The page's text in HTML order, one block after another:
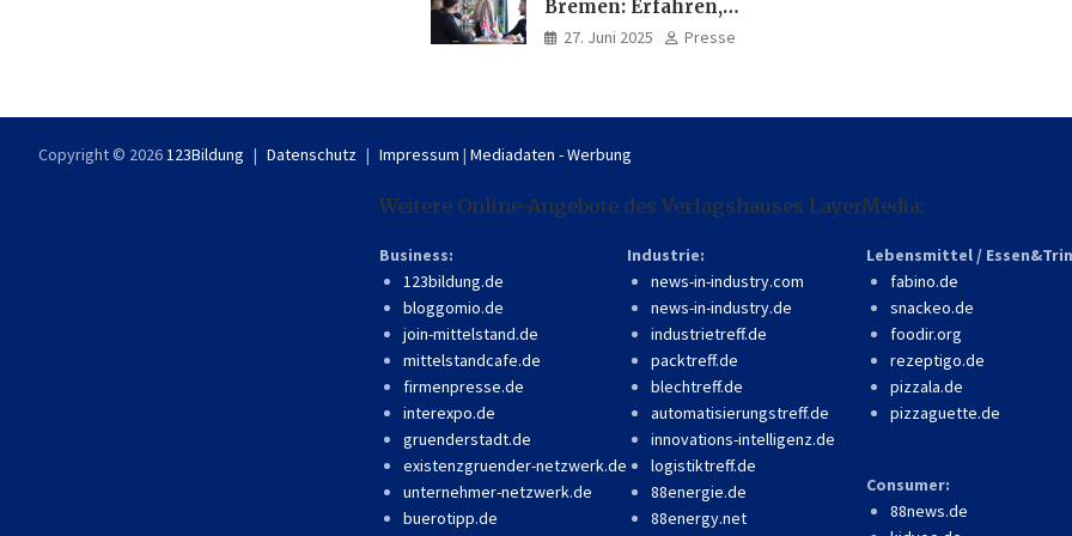
Bremen: Erfahren,
professionell, online
zugänglich
27. Juni 2025 Presse
Copyright © 2026123Bildung Datenschutz Impressum | Mediadaten - Werbung
Weitere Online-Angebote des Verlagshauses LayerMedia:
Business:
123bildung.de
bloggomio.de
join-mittelstand.de
mittelstandcafe.de
firmenpresse.de
interexpo.de
gruenderstadt.de
existenzgruender-netzwerk.de
unternehmer-netzwerk.de
buerotipp.de
Industrie:
news-in-industry.com
news-in-industry.de
industrietreff.de
packtreff.de
blechtreff.de
automatisierungstreff.de
innovations-intelligenz.de
logistiktreff.de
88energie.de
88energy.net
Lebensmittel /
fabino.de
snackeo.de
foodir.org
rezeptigo.de
pizzala.de
pizzaguette.de
Consumer:
88news.de